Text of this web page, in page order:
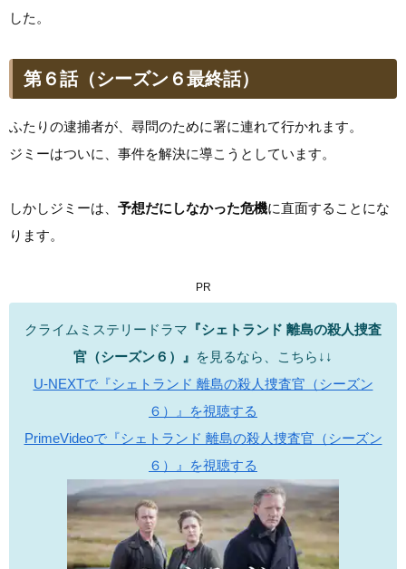
した。
第６話（シーズン６最終話）
ふたりの逮捕者が、尋問のために署に連れて行かれます。
ジミーはついに、事件を解決に導こうとしています。
しかしジミーは、 予想だにしなかった危機に直面することにな
ります。
PR
クライムミステリードラマ 『シェトランド 離島の殺人捜査
官（シーズン６）』 を見るなら、こちら↓↓
U-NEXTで『シェトランド 離島の殺人捜査官（シーズン
６）』を視聴する
PrimeVideoで『シェトランド 離島の殺人捜査官（シーズン
６）』を視聴する